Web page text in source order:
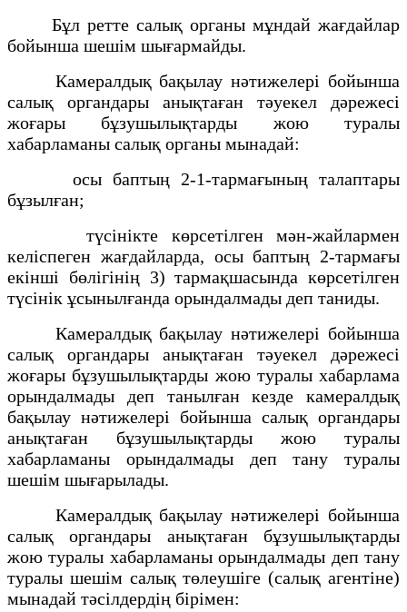
Бұл ретте салық органы мұндай жағдайлар
бойынша шешім шығармайды.
Камералдық бақылау нәтижелері бойынша
салық органдары анықтаған тәуекел дәрежесі
жоғары бұзушылықтарды жою туралы
хабарламаны салық органы мынадай:
осы баптың 2-1-тармағының талаптары
бұзылған;
түсінікте көрсетілген мән-жайлармен
келіспеген жағдайларда, осы баптың 2-тармағы
екінші бөлігінің 3) тармақшасында көрсетілген
түсінік ұсынылғанда орындалмады деп таниды.
Камералдық бақылау нәтижелері бойынша
салық органдары анықтаған тәуекел дәрежесі
жоғары бұзушылықтарды жою туралы хабарлама
орындалмады деп танылған кезде камералдық
бақылау нәтижелері бойынша салық органдары
анықтаған бұзушылықтарды жою туралы
хабарламаны орындалмады деп тану туралы
шешім шығарылады.
Камералдық бақылау нәтижелері бойынша
салық органдары анықтаған бұзушылықтарды
жою туралы хабарламаны орындалмады деп тану
туралы шешім салық төлеушіге (салық агентіне)
мынадай тәсілдердің бірімен: